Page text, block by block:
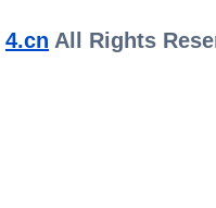
4.cn All Rights